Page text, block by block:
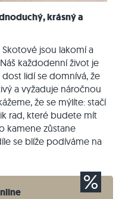
krásný a
jsou lakomí a
každodenní život je
lidí se domnívá, že
a vyžaduje náročnou
že se mýlíte: stačí
rad, které budete mít
kamene zůstane
se blíže podíváme na